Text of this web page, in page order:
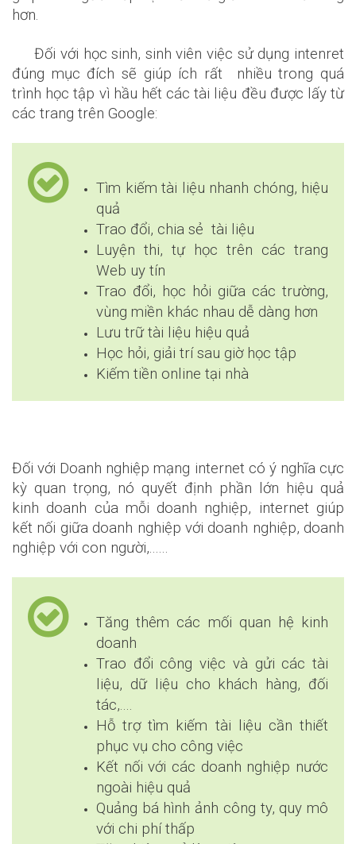
hơn.
Đối với học sinh, sinh viên việc sử dụng intenret
đúng mục đích sẽ giúp ích rất nhiều trong quá
trình học tập vì hầu hết các tài liệu đều được lấy từ
các trang trên Google:
Tìm kiếm tài liệu nhanh chóng, hiệu
quả
Trao đổi, chia sẻ tài liệu
Luyện thi, tự học trên các trang
Web uy tín
Trao đổi, học hỏi giữa các trường,
vùng miền khác nhau dễ dàng hơn
Lưu trữ tài liệu hiệu quả
Học hỏi, giải trí sau giờ học tập
Kiếm tiền online tại nhà
Đối với Doanh nghiệp mạng internet có ý nghĩa cực
kỳ quan trọng, nó quyết định phần lớn hiệu quả
kinh doanh của mỗi doanh nghiệp, internet giúp
kết nối giữa doanh nghiệp với doanh nghiệp, doanh
nghiệp với con người,......
Tăng thêm các mối quan hệ kinh
doanh
Trao đổi công việc và gửi các tài
liệu, dữ liệu cho khách hàng, đối
tác,....
Hỗ trợ tìm kiếm tài liệu cần thiết
phục vụ cho công việc
Kết nối với các doanh nghiệp nước
ngoài hiệu quả
Quảng bá hình ảnh công ty, quy mô
với chi phí thấp
Đăng ký ngay
⏰ Đăng ký Internet hoặc Combo thể thao Ngày vàng –
Tặng Camera & 12 tháng Cloud miễn phí!